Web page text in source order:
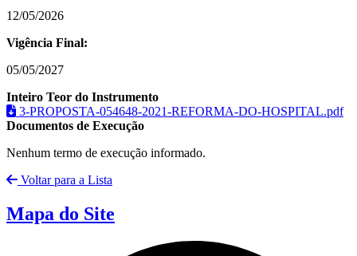
12/05/2026
Vigência Final:
05/05/2027
Inteiro Teor do Instrumento
3-PROPOSTA-054648-2021-REFORMA-DO-HOSPITAL.pdf
Documentos de Execução
Nenhum termo de execução informado.
Voltar para a Lista
Mapa do Site